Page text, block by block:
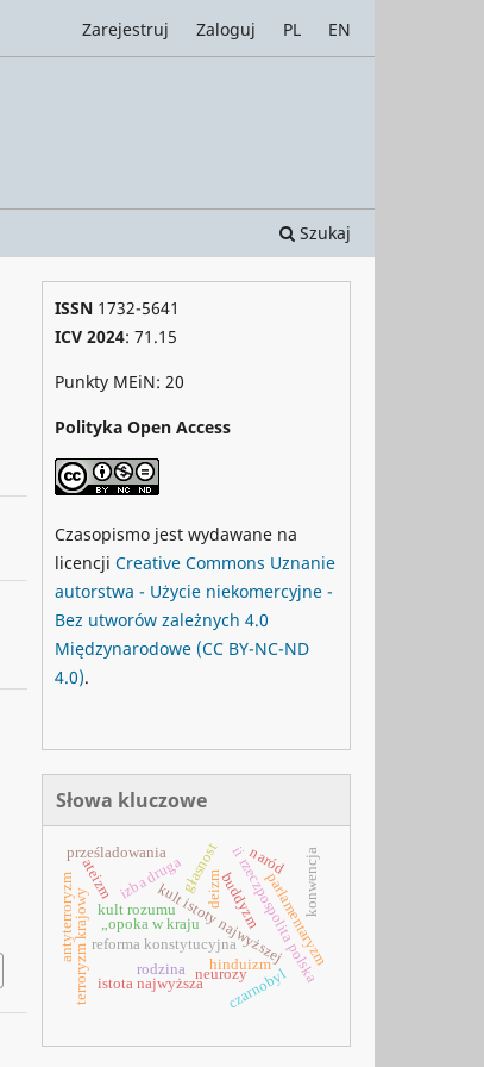
Szukaj
Zarejestruj Zaloguj PL EN
ISSN 1732-5641
ICV 2024: 71.15
Punkty MEiN: 20
Polityka Open Access
Czasopismo jest wydawane na
licencji Creative Commons Uznanie
autorstwa - Użycie niekomercyjne -
Bez utworów zależnych 4.0
Międzynarodowe (CC BY-NC-ND
4.0).
Słowa kluczowe
rodzina
reforma konstytucyjna
istota najwyższa
kult istoty najwyższej
kult rozumu ii rzeczpospolita polska
izba druga parlamentaryzm
prześladowania
hinduizm
buddyzm
terroryzm krajowy
antyterroryzm
czarnobyl
konwencja
deizm
głasnost
neurozy
ateizm naród
„opoka w kraju